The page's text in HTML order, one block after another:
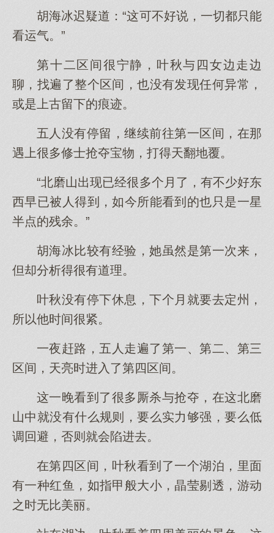
胡海冰迟疑道：“这可不好说，一切都只能
看运气。”
第十二区间很宁静，叶秋与四女边走边
聊，找遍了整个区间，也没有发现任何异常，
或是上古留下的痕迹。
五人没有停留，继续前往第一区间，在那
遇上很多修士抢夺宝物，打得天翻地覆。
“北磨山出现已经很多个月了，有不少好东
西早已被人得到，如今所能看到的也只是一星
半点的残余。”
胡海冰比较有经验，她虽然是第一次来，
但却分析得很有道理。
叶秋没有停下休息，下个月就要去定州，
所以他时间很紧。
一夜赶路，五人走遍了第一、第二、第三
区间，天亮时进入了第四区间。
这一晚看到了很多厮杀与抢夺，在这北磨
山中就没有什么规则，要么实力够强，要么低
调回避，否则就会陷进去。
在第四区间，叶秋看到了一个湖泊，里面
有一种红鱼，如指甲般大小，晶莹剔透，游动
之时无比美丽。